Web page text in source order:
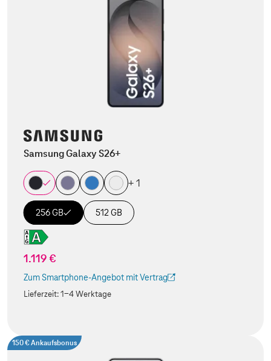
Samsung Galaxy S26+
+ 1
256 GB 512 GB
1.119 €
Zum Smartphone-Angebot mit Vertrag
(Der Link wird in einem neuen Tab geöffnet)
Lieferzeit:1-4 Werktage
150 € Ankaufsbonus